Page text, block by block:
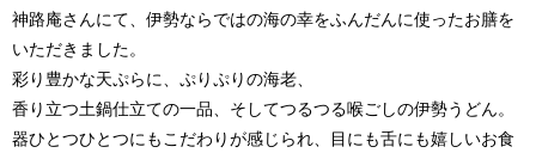
神路庵さんにて、伊勢ならではの海の幸をふんだんに使ったお膳を
いただきました。
彩り豊かな天ぷらに、ぷりぷりの海老、
香り立つ土鍋仕立ての一品、そしてつるつる喉ごしの伊勢うどん。
器ひとつひとつにもこだわりが感じられ、目にも舌にも嬉しいお食